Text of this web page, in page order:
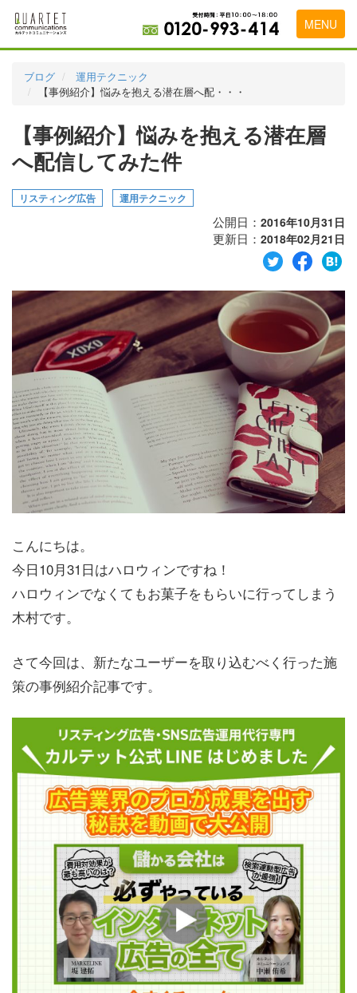
MENU
料金表
実績・お客様の声
初めて導入をお考えの方
代理店の乗り換えをお考えの方
会社概要
お問い合わせ
ブログ
運用テクニック
【事例紹介】悩みを抱える潜在層へ配・・・
【事例紹介】悩みを抱える潜在層
へ配信してみた件
リスティング広告 運用テクニック
公開日： 2016年10月31日
更新日： 2018年02月21日
こんにちは。
今日10月31日はハロウィンですね！
ハロウィンでなくてもお菓子をもらいに行ってしまう
木村です。
さて今回は、新たなユーザーを取り込むべく行った施
策の事例紹介記事です。